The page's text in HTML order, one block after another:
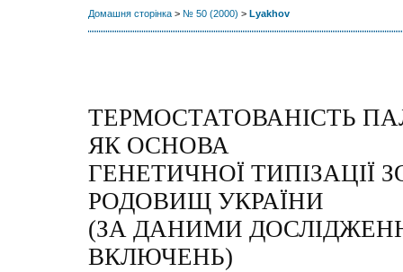
Домашня сторінка > № 50 (2000) > Lyakhov
ТЕРМОСТАТОВАНІСТЬ
ЯК ОСНОВА
ГЕНЕТИЧНОЇ ТИПІЗАЦІЇ
РОДОВИЩ УКРАЇНИ
(ЗА ДАНИМИ
ВКЛЮЧЕНЬ)